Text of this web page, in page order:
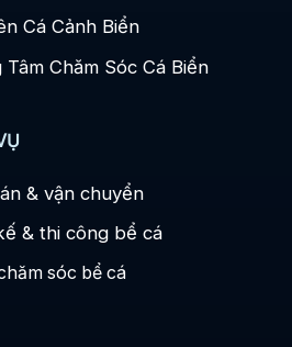
Cá Cảnh Biển
Chăm Sóc Cá Biển
& vận chuyển
& thi công bể cá
sóc bể cá